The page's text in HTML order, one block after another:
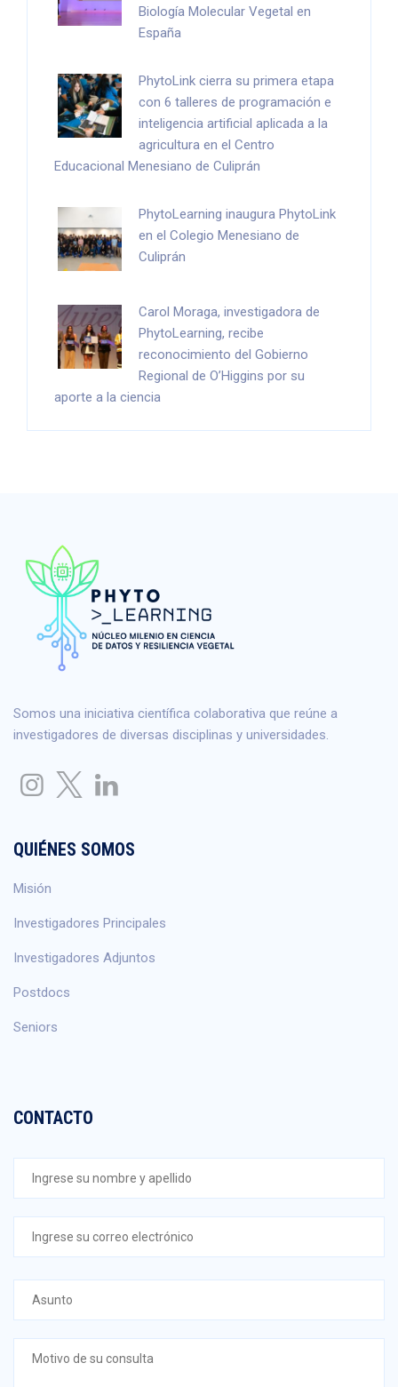
Biología Molecular Vegetal en
España
PhytoLink cierra su primera etapa
con 6 talleres de programación e
inteligencia artificial aplicada a la
agricultura en el Centro
Educacional Menesiano de Culiprán
PhytoLearning inaugura PhytoLink
en el Colegio Menesiano de
Culiprán
Carol Moraga, investigadora de
PhytoLearning, recibe
reconocimiento del Gobierno
Regional de O’Higgins por su
aporte a la ciencia
Somos una iniciativa científica colaborativa que reúne a
investigadores de diversas disciplinas y universidades.
QUIÉNES SOMOS
Misión
Investigadores Principales
Investigadores Adjuntos
Postdocs
Seniors
CONTACTO